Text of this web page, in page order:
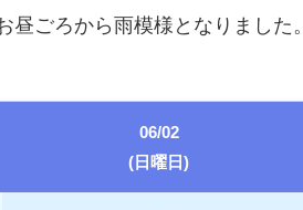
ごろから雨模様となりました。
06/02
(日曜日)